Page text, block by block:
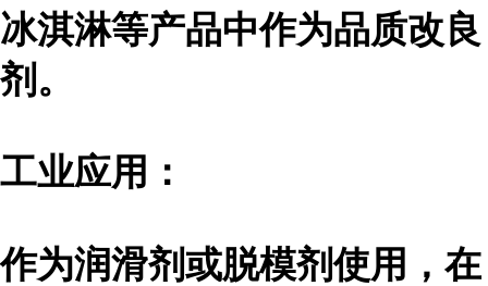
冰淇淋等产品中作为品质改良
剂。
工业应用：
作为润滑剂或脱模剂使用，在